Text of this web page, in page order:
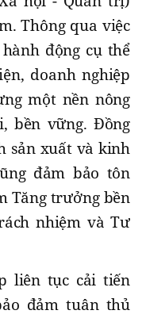
Thông qua việc
động cụ thể
doanh nghiệp
một nền nông
bền vững. Đồng
sản xuất và kinh
đảm bảo tôn
Tăng trưởng bền
nhiệm và Tư
liên tục cải tiến
đảm tuân thủ